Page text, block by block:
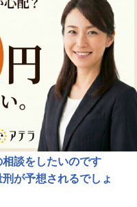
談をしたいのです
が予想されるでしょ